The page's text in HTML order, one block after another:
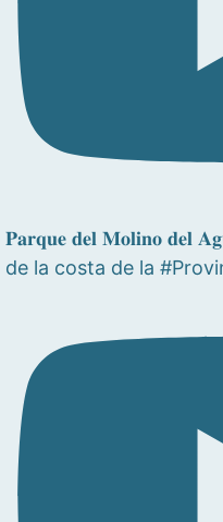
𝐏𝐚𝐫𝐪𝐮𝐞 𝐝𝐞𝐥 𝐌𝐨𝐥𝐢𝐧𝐨 𝐝𝐞𝐥
de la costa de la